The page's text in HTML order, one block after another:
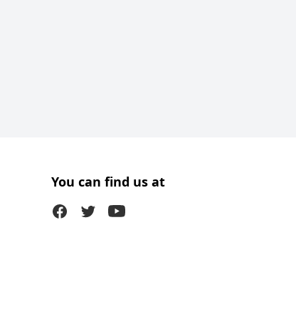
You can find us at
FacebookTwitter (X)Youtube